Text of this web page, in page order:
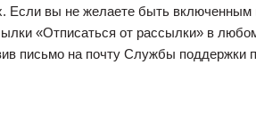
Если вы не желаете быть включенным
«Отписаться от рассылки» в
письмо на почту Службы поддержки